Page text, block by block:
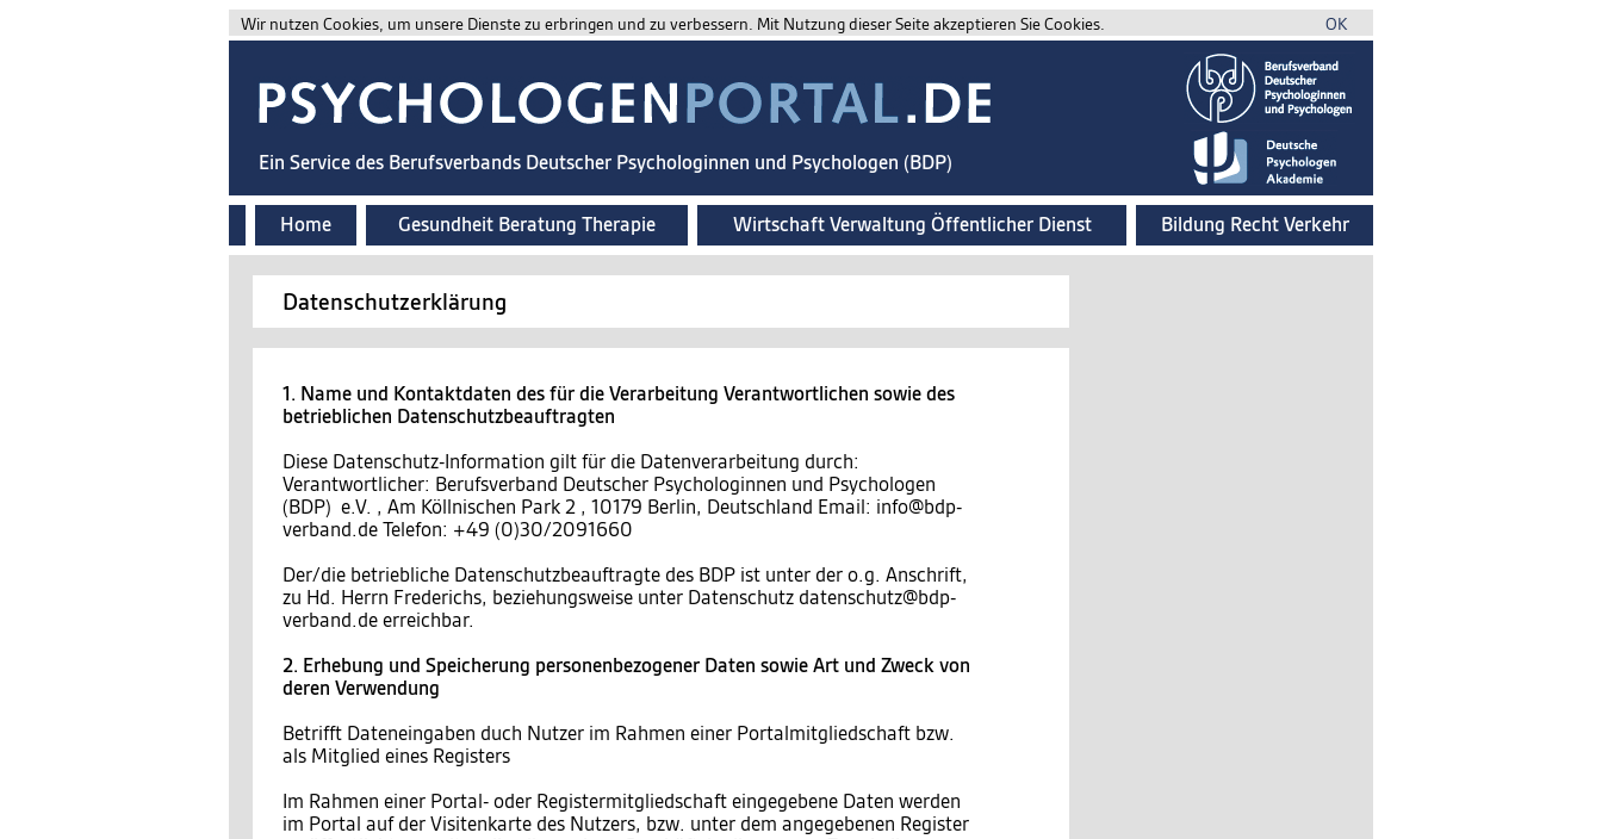
Wir nutzen Cookies, um unsere Dienste zu erbringen und zu verbessern. Mit Nutzung dieser Seite akzeptieren Sie Cookies. OK
Ein Service des Berufsverbands Deutscher Psychologinnen und Psychologen (BDP)
Home Gesundheit Beratung Therapie Wirtschaft Verwaltung Öffentlicher Dienst Bildung Recht Verkehr
Datenschutzerklärung
1. Name und Kontaktdaten des für die Verarbeitung Verantwortlichen sowie des
betrieblichen Datenschutzbeauftragten
Diese Datenschutz-Information gilt für die Datenverarbeitung durch:
Verantwortlicher: Berufsverband Deutscher Psychologinnen und Psychologen
(BDP) e.V. , Am Köllnischen Park 2 , 10179 Berlin, Deutschland Email: info@bdp-
verband.de Telefon: +49 (0)30/2091660
Der/die betriebliche Datenschutzbeauftragte des BDP ist unter der o.g. Anschrift,
zu Hd. Herrn Frederichs, beziehungsweise unter Datenschutz datenschutz@bdp-
verband.de erreichbar.
2. Erhebung und Speicherung personenbezogener Daten sowie Art und Zweck von
deren Verwendung
Betrifft Dateneingaben duch Nutzer im Rahmen einer Portalmitgliedschaft bzw.
als Mitglied eines Registers
Im Rahmen einer Portal- oder Registermitgliedschaft eingegebene Daten werden
im Portal auf der Visitenkarte des Nutzers, bzw. unter dem angegebenen Register